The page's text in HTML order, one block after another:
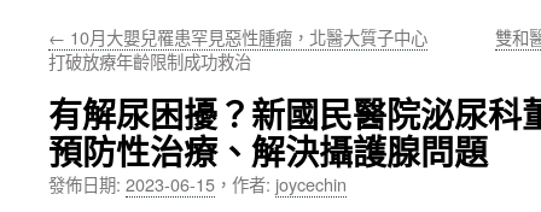
要
容
← 10月大嬰兒罹患罕見惡性腫瘤，北醫大質子中心
打破放療年齡限制成功救治
雙和
有解尿困擾？新國民醫院泌尿科
預防性治療、解決攝護腺問題
發佈日期: 2023-06-15 ， 作者: joycechin